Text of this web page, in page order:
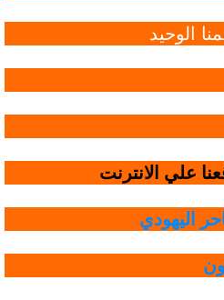
الوحيد
علي الانترنت
اليهودي